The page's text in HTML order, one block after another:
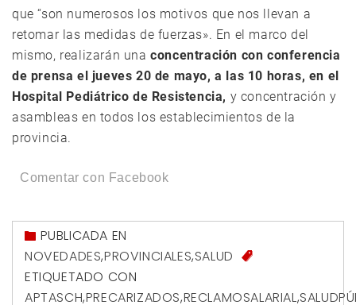
que “son numerosos los motivos que nos llevan a
retomar las medidas de fuerzas». En el marco del
mismo, realizarán unaconcentración con conferencia
de prensa el jueves 20 de mayo, a las 10 horas, en el
Hospital Pediátrico de Resistencia, y concentración y
asambleas en todos los establecimientos de la
provincia.
Comentar con Facebook
PUBLICADA EN
NOVEDADES,PROVINCIALES,SALUD
ETIQUETADO CON
APTASCH,PRECARIZADOS,RECLAMOSALARIAL,